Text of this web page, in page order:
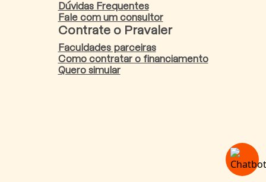
Dúvidas Frequentes
Fale com um consultor
Contrate o Pravaler
Faculdades parceiras
Como contratar o financiamento
Quero simular